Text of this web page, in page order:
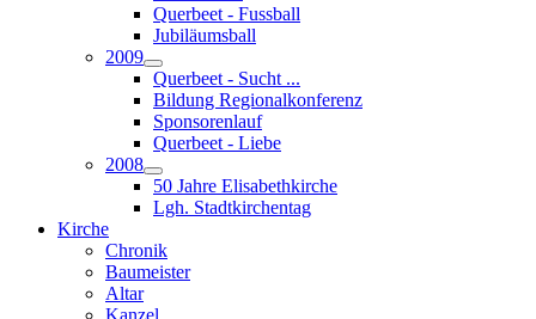
Querbeet - Fussball
Jubiläumsball
2009
Querbeet - Sucht ...
Bildung Regionalkonferenz
Sponsorenlauf
Querbeet - Liebe
2008
50 Jahre Elisabethkirche
Lgh. Stadtkirchentag
Kirche
Chronik
Baumeister
Altar
Kanzel